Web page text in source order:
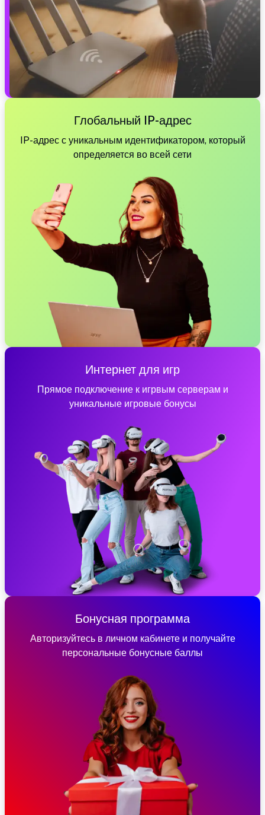
Глобальный IP-адрес
IP-адрес с уникальным идентификатором, который
определяется во всей сети
Интернет для игр
Прямое подключение к игрвым серверам и
уникальные игровые бонусы
Бонусная программа
Авторизуйтесь в личном кабинете и получайте
персональные бонусные баллы